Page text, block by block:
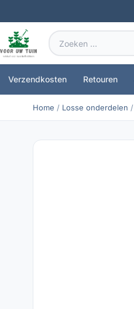
Zoeken
naar:
Verzendkosten Retouren
Home / Losse onderdelen /